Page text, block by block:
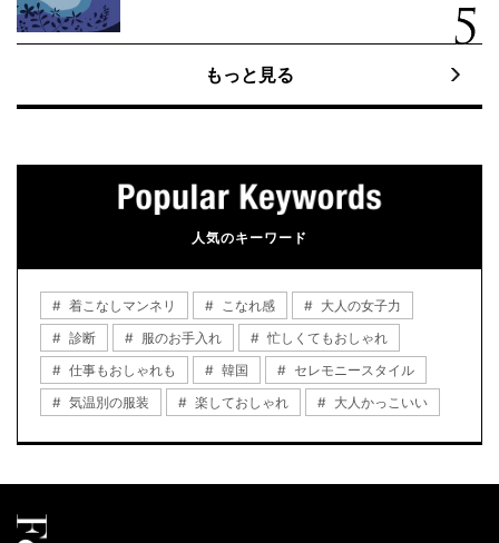
もっと見る
人気のキーワード
着こなしマンネリ こなれ感
大人の女子力
診断
服のお手入れ
忙しくてもおしゃれ
仕事もおしゃれも
韓国
セレモニースタイル
気温別の服装
楽しておしゃれ 大人かっこいい